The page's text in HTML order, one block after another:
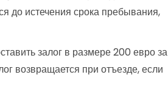
до истечения срока пребывания,
залог в размере 200 евро за
возвращается при отъезде, если